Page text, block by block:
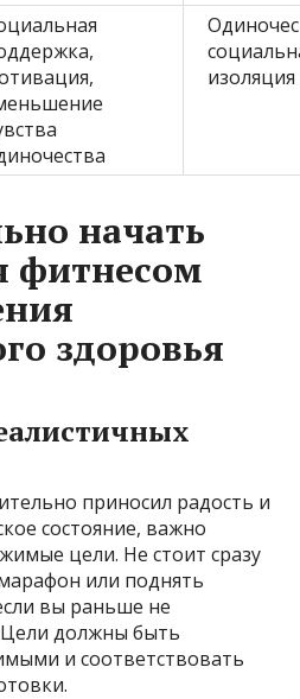
изоляция
начать
фитнесом
здоровья
приносил радость и
состояние, важно
цели. Не стоит сразу
или поднять
вы раньше не
должны быть
и соответствовать